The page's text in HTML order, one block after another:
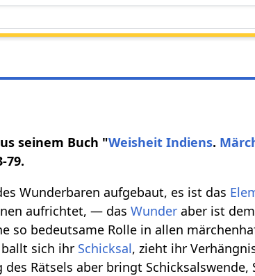
seinem Buch "Weisheit Indiens.
79.
Wunderbaren aufgebaut, es ist das
aufrichtet, — dasWunder aber ist
so bedeutsame Rolle in allen
sich ihr Schicksal, zieht ihr
Rätsels aber bringt Schicksalswende,